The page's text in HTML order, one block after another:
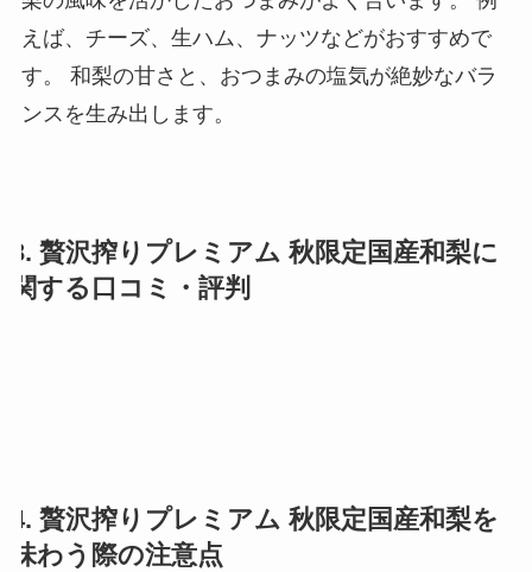
えば、チーズ、生ハム、ナッツなどがおすすめで
す。 和梨の甘さと、おつまみの塩気が絶妙なバラ
ンスを生み出します。
3. 贅沢搾りプレミアム 秋限定国産和梨に
関する口コミ・評判
4. 贅沢搾りプレミアム 秋限定国産和梨を
味わう際の注意点